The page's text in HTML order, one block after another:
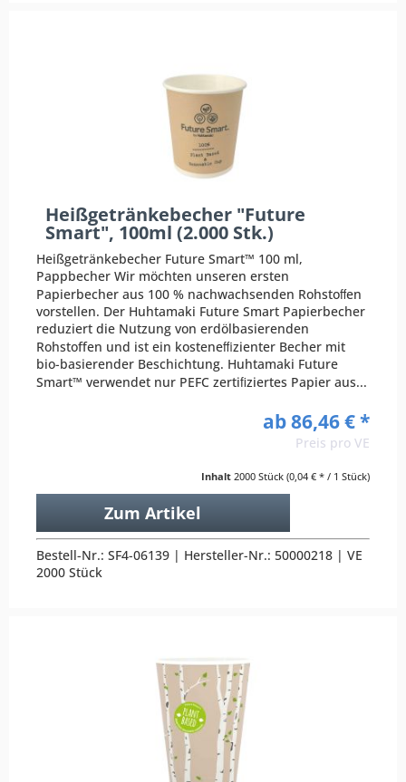
Heißgetränkebecher "Future
Smart", 100ml (2.000 Stk.)
Heißgetränkebecher Future Smart™ 100 ml,
Pappbecher Wir möchten unseren ersten
Papierbecher aus 100 % nachwachsenden Rohstoﬀen
vorstellen. Der Huhtamaki Future Smart Papierbecher
reduziert die Nutzung von erdölbasierenden
Rohstoffen und ist ein kosteneﬃzienter Becher mit
bio-basierender Beschichtung. Huhtamaki Future
Smart™ verwendet nur PEFC zertiﬁziertes Papier aus...
ab 86,46 € *
Preis pro VE
Inhalt 2000 Stück (0,04 € * / 1 Stück)
Zum Artikel
Bestell-Nr.: SF4-06139 | Hersteller-Nr.: 50000218 | VE
2000 Stück